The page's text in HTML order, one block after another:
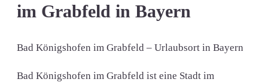
im Grabfeld in Bayern
Bad Königshofen im Grabfeld – Urlaubsort in Bayern
Bad Königshofen im Grabfeld ist eine Stadt im